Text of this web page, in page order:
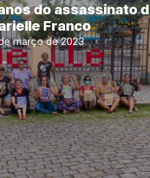
do assassinato
Franco
março de 2023